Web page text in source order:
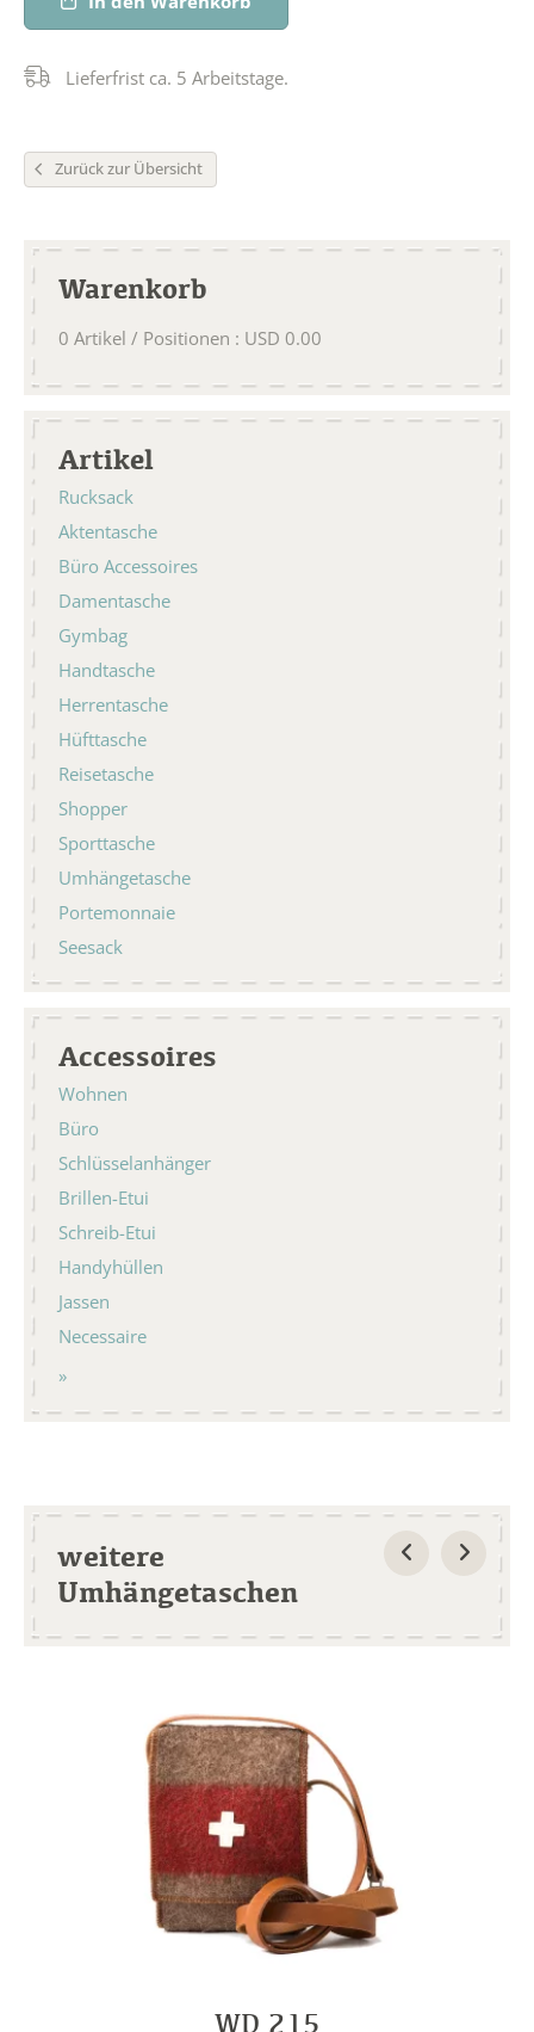
Lieferfrist ca. 5 Arbeitstage.
Zurück zur Übersicht
Warenkorb
0 Artikel / Positionen : USD 0.00
Artikel
Rucksack
Aktentasche
Büro Accessoires
Damentasche
Gymbag
Handtasche
Herrentasche
Hüfttasche
Reisetasche
Shopper
Sporttasche
Umhängetasche
Portemonnaie
Seesack
Accessoires
Wohnen
Büro
Schlüsselanhänger
Brillen-Etui
Schreib-Etui
Handyhüllen
Jassen
Necessaire
weitere
Umhängetaschen
WD 215